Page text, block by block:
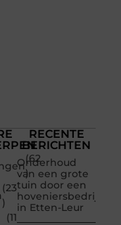
(62
)
(23
)
(11
RECENTE
BERICHTEN
Onderhoud
van een grote
tuin door een
hoveniersbedrijf
in Etten-Leur